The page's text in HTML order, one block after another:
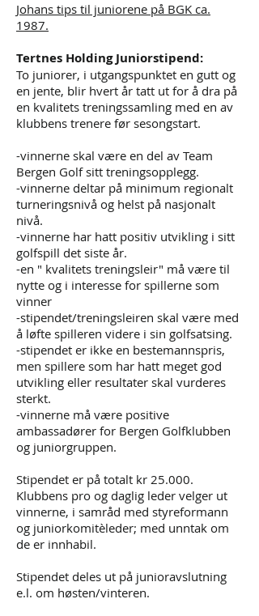
Johans tips til juniorene på BGK ca.
1987.
Tertnes Holding Juniorstipend:
To juniorer, i utgangspunktet en gutt og
en jente, blir hvert år tatt ut for å dra på
en kvalitets treningssamling med en av
klubbens trenere før sesongstart.
-vinnerne skal være en del av Team
Bergen Golf sitt treningsopplegg.
-vinnerne deltar på minimum regionalt
turneringsnivå og helst på nasjonalt
nivå.
-vinnerne har hatt positiv utvikling i sitt
golfspill det siste år.
-en " kvalitets treningsleir" må være til
nytte og i interesse for spillerne som
vinner
-stipendet/treningsleiren skal være med
å løfte spilleren videre i sin golfsatsing.
-stipendet er ikke en bestemannspris,
men spillere som har hatt meget god
utvikling eller resultater skal vurderes
sterkt.
-vinnerne må være positive
ambassadører for Bergen Golfklubben
og juniorgruppen.
Stipendet er på totalt kr 25.000.
Klubbens pro og daglig leder velger ut
vinnerne, i samråd med styreformann
og juniorkomitèleder; med unntak om
de er innhabil.
Stipendet deles ut på junioravslutning
e.l. om høsten/vinteren.